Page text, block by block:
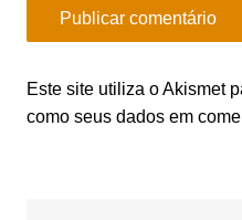
Este site utiliza o Akismet
como seus dados em